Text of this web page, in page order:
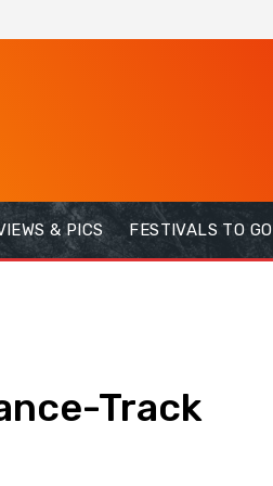
& PICS FESTIVALS TO GO
Track